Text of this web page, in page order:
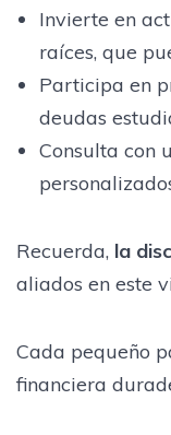
Invierte en
raíces, que
Participa en
deudas
Consulta con
Recuerda, la
aliados en este
Cada pequeño
financiera